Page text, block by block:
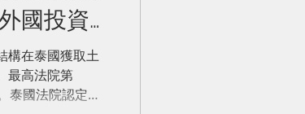
國投資
防範
構在泰國獲取土
最高法院第
泰國法院認定該